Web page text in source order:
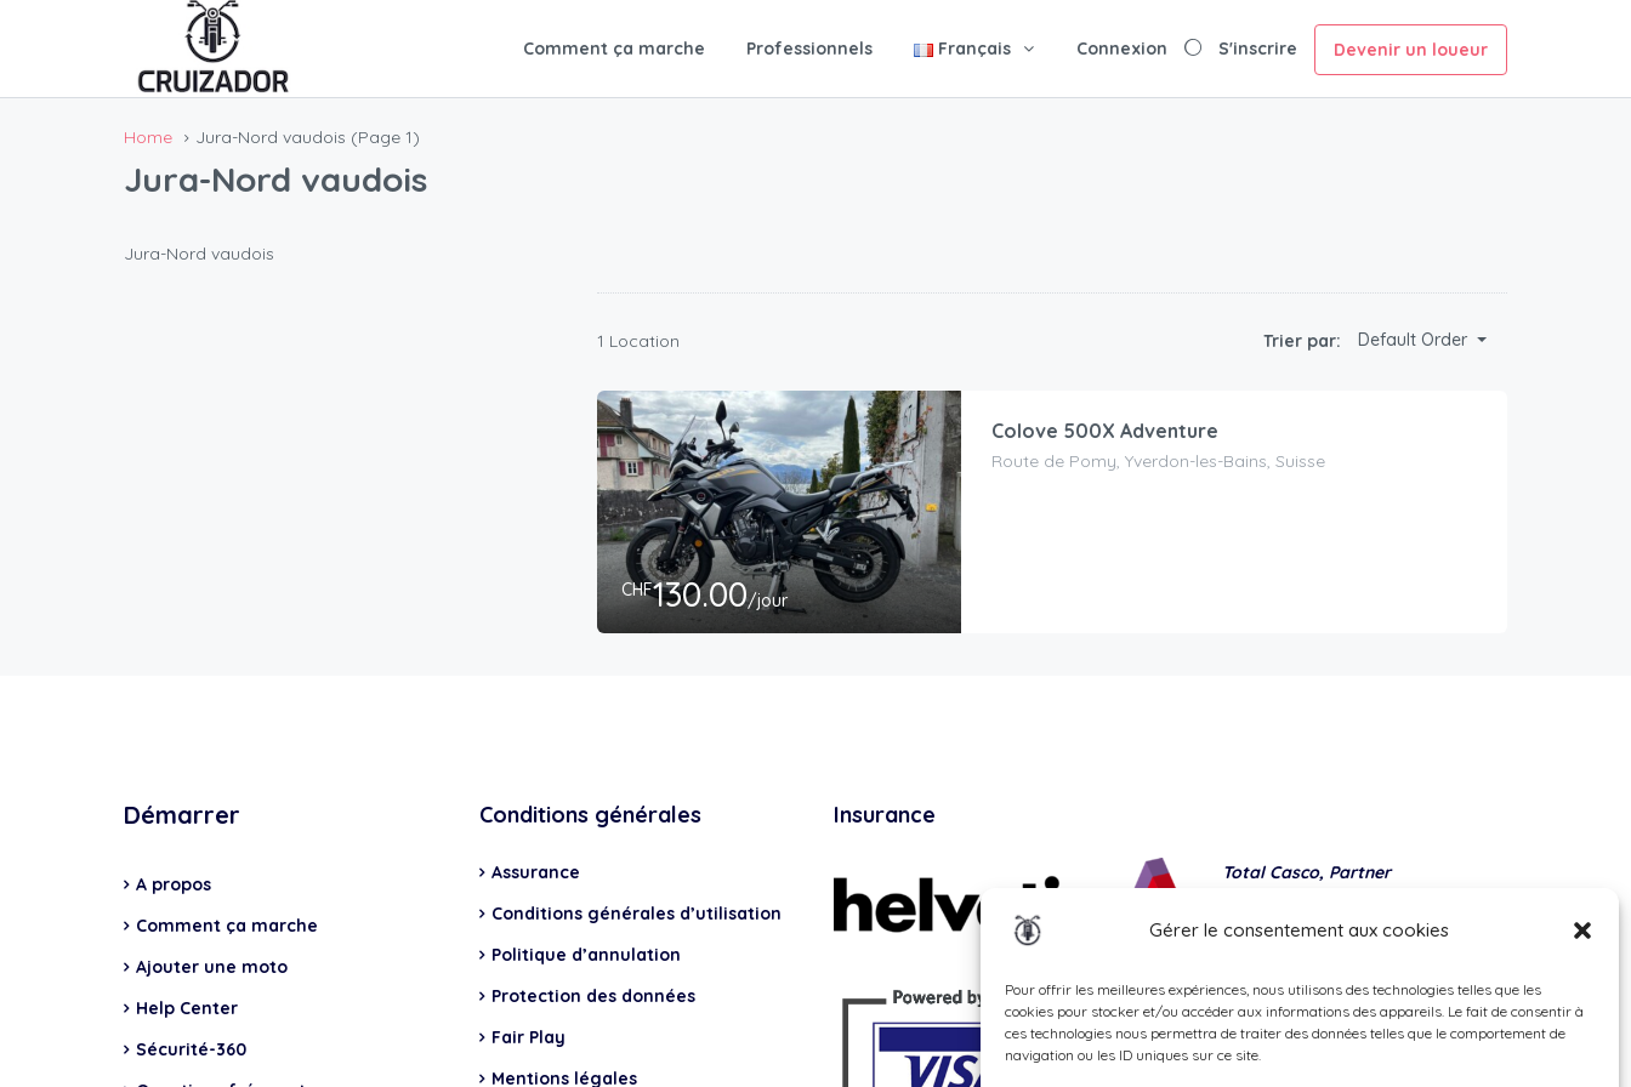
Gérer le consentement aux cookies
Pour offrir les meilleures expériences, nous utilisons des technologies telles que les
cookies pour stocker et/ou accéder aux informations des appareils. Le fait de consentir à
ces technologies nous permettra de traiter des données telles que le comportement de
navigation ou les ID uniques sur ce site.
Comment ça marche Professionnels Français Connexion S'inscrire Devenir un loueur
Home Jura-Nord vaudois (Page 1)
Jura-Nord vaudois
Jura-Nord vaudois
1 Location Trier par: Default Order
CHF130.00/jour
Colove 500X Adventure
Route de Pomy, Yverdon-les-Bains, Suisse
Démarrer
A propos
Comment ça marche
Ajouter une moto
Help Center
Sécurité-360
Conditions générales
Assurance
Conditions générales d’utilisation
Politique d’annulation
Protection des données
Fair Play
Mentions légales
Insurance
Total Casco, Partner
Methods of payment